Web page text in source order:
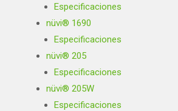
Especificaciones
nüvi® 1690
Especificaciones
nüvi® 205
Especificaciones
nüvi® 205W
Especificaciones